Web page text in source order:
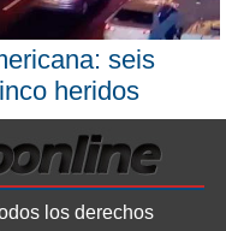
seis
heridos
los derechos